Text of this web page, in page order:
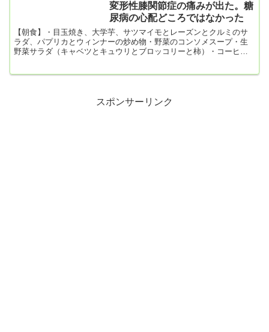
います。食事療法の基本的な考え方は、カロリー（エネルギー）を
変形性膝関節症の痛みが出た。糖
尿病の心配どころではなかった
【朝食】・目玉焼き、大学芋、サツマイモとレーズンとクルミのサ
ラダ、パプリカとウィンナーの炒め物・野菜のコンソメスープ・生
野菜サラダ（キャベツとキュウリとブロッコリーと柿）・コーヒー
うのも今朝、右ひざに変形性膝関節症の激しい痛みが表れた。初め
スポンサーリンク